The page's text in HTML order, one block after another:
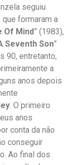
seguiu
formaram a
Of Mind” (1983),
Seventh Son”
90, entretanto,
a
anos depois
. O primeiro
anos
conta da não
conseguir
Ao final dos